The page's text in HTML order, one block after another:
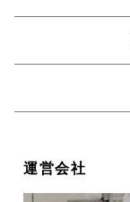
運営会社